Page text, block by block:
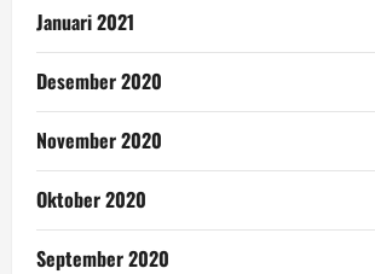
Januari 2021
Desember 2020
November 2020
Oktober 2020
September 2020